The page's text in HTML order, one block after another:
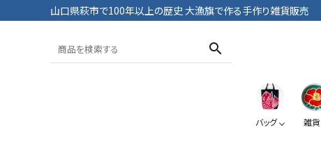
山口県萩市で100年以上の歴史 大漁旗で作る手作り雑貨販売
search
バッグ 雑貨